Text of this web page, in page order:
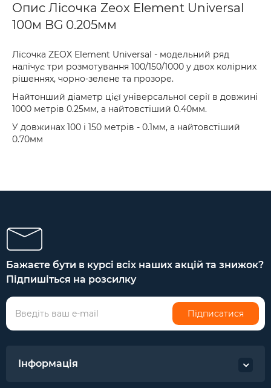
Опис Лісочка Zeox Element Universal
100м BG 0.205мм
Лісочка ZEOX Element Universal - модельний ряд
налічує три розмотування 100/150/1000 у двох колірних
рішеннях, чорно-зелене та прозоре.
Найтонший діаметр цієї універсальної серії в довжині
1000 метрів 0.25мм, а найтовстіший 0.40мм.
У довжинах 100 і 150 метрів - 0.1мм, а найтовстіший
0.70мм
Бажаєте бути в курсі всіх наших акцій та знижок?
Підпишіться на розсилку
Підписатися
Інформація